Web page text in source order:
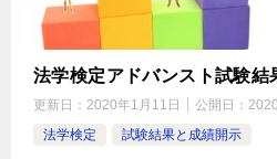
法学検定アドバンスト試験結
更新日： 2020年1月11日 公開日：
法学検定
試験結果と成績開示